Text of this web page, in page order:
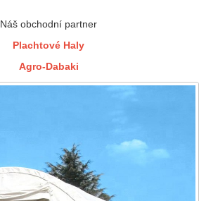
Náš obchodní partner
Plachtové Haly
Agro-Dabaki